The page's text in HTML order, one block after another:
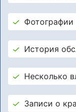
Фотографии
История
Несколько
Записи о